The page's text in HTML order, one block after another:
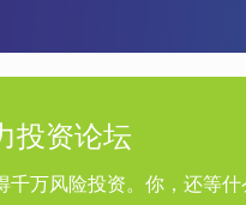
投资论坛
千万风险投资。你，还等什